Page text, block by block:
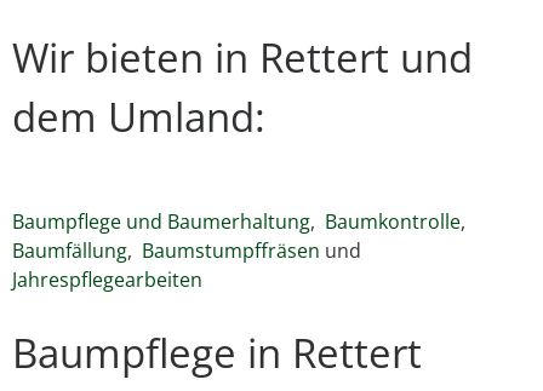
Wir bieten in Rettert und
dem Umland:
Baumpflege und Baumerhaltung, Baumkontrolle,
Baumfällung, Baumstumpffräsen und
Jahrespflegearbeiten
Baumpflege in Rettert